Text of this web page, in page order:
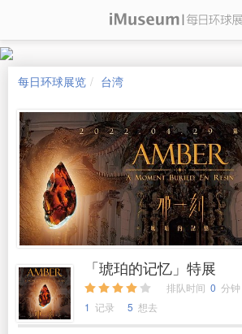
每日环球展览 台湾
「琥珀的记忆」特展
排队时间 0 分钟
1 记录 5 想去